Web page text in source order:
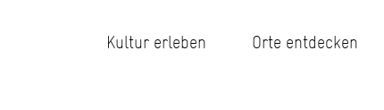
Kultur erleben Orte entdecken